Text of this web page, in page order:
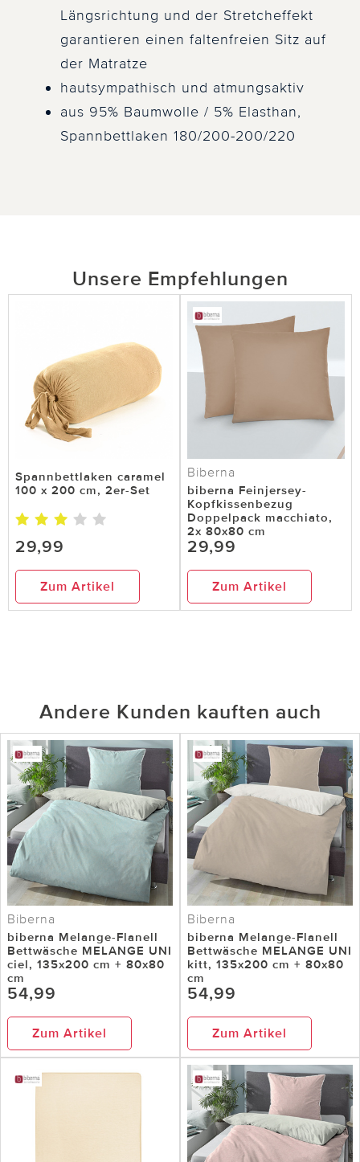
Längsrichtung und der Stretcheffekt
garantieren einen faltenfreien Sitz auf
der Matratze
hautsympathisch und atmungsaktiv
aus 95% Baumwolle / 5% Elasthan,
Spannbettlaken 180/200-200/220
Unsere Empfehlungen
Spannbettlaken caramel
100 x 200 cm, 2er-Set
29,99
Zum Artikel
Biberna
biberna Feinjersey-
Kopfkissenbezug
Doppelpack macchiato,
2x 80x80 cm
29,99
Zum Artikel
Andere Kunden kauften auch
Biberna
biberna Melange-Flanell
Bettwäsche MELANGE UNI
ciel, 135x200 cm + 80x80
cm
54,99
Zum Artikel
Biberna
biberna Melange-Flanell
Bettwäsche MELANGE UNI
kitt, 135x200 cm + 80x80
cm
54,99
Zum Artikel